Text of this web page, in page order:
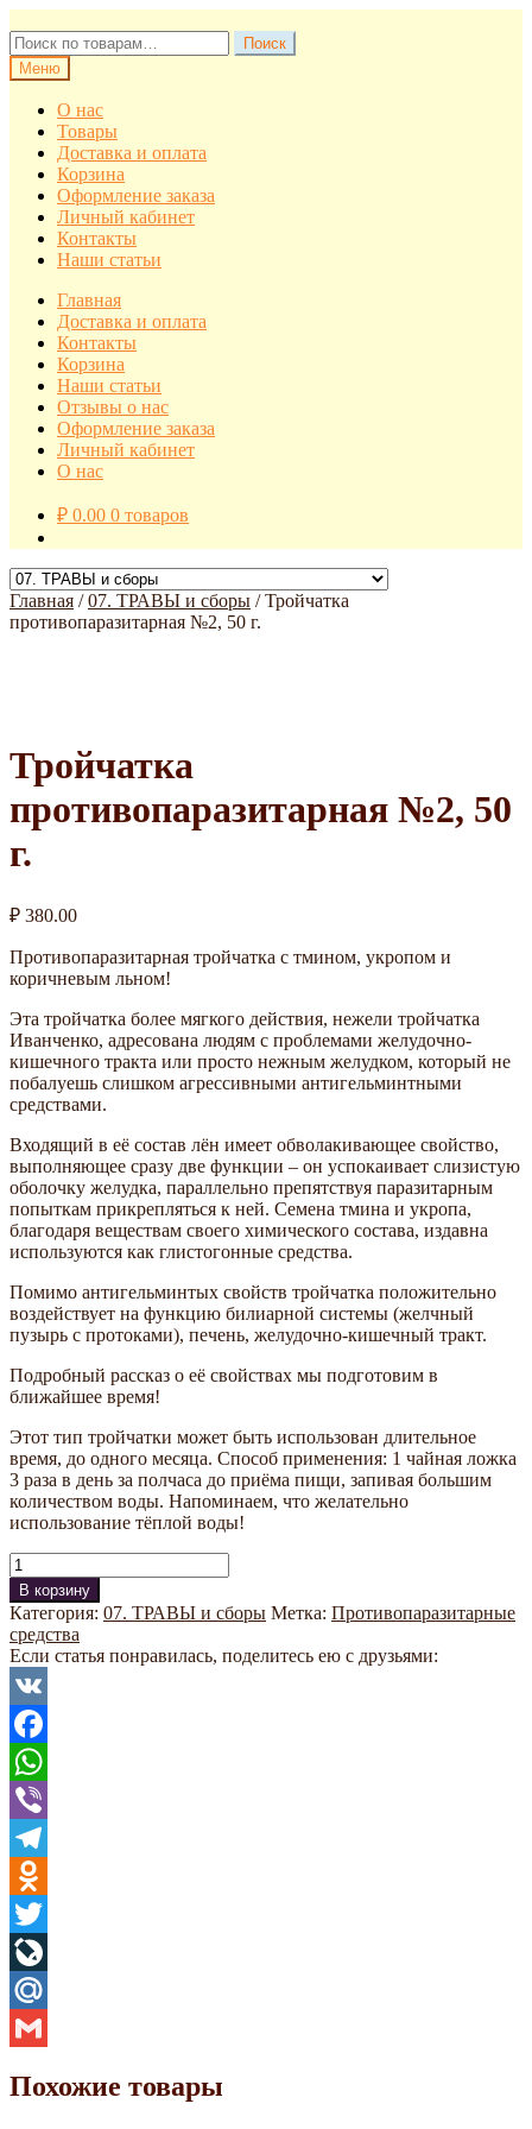
к
навигации
к
содержимому
Искать:
Поиск
Меню
О нас
Товары
Доставка и оплата
Корзина
Оформление заказа
Личный кабинет
Контакты
Наши статьи
Главная
Доставка и оплата
Контакты
Корзина
Наши статьи
Отзывы о нас
Оформление заказа
Личный кабинет
О нас
₽ 0.00 0 товаров
Главная /07. ТРАВЫ и сборы /Тройчатка
противопаразитарная №2, 50 г.
Тройчатка
противопаразитарная №2, 50
г.
₽ 380.00
Противопаразитарная тройчатка с тмином, укропом и
коричневым льном!
Эта тройчатка более мягкого действия, нежели тройчатка
Иванченко, адресована людям с проблемами желудочно-
кишечного тракта или просто нежным желудком, который не
побалуешь слишком агрессивными антигельминтными
средствами.
Входящий в её состав лён имеет обволакивающее свойство,
выполняющее сразу две функции – он успокаивает слизистую
оболочку желудка, параллельно препятствуя паразитарным
попыткам прикрепляться к ней. Семена тмина и укропа,
благодаря веществам своего химического состава, издавна
используются как глистогонные средства.
Помимо антигельминтых свойств тройчатка положительно
воздействует на функцию билиарной системы (желчный
пузырь с протоками), печень, желудочно-кишечный тракт.
Подробный рассказ о её свойствах мы подготовим в
ближайшее время!
Этот тип тройчатки может быть использован длительное
время, до одного месяца. Способ применения: 1 чайная ложка
3 раза в день за полчаса до приёма пищи, запивая большим
количеством воды. Напоминаем, что желательно
использование тёплой воды!
Количество
В корзину
Категория: 07. ТРАВЫ и сборы Метка: Противопаразитарные
средства
Если статья понравилась, поделитесь ею с друзьями:
VK
Facebook
WhatsApp
Viber
Telegram
Odnoklassniki
Twitter
LiveJournal
Mail.Ru
Похожие товары